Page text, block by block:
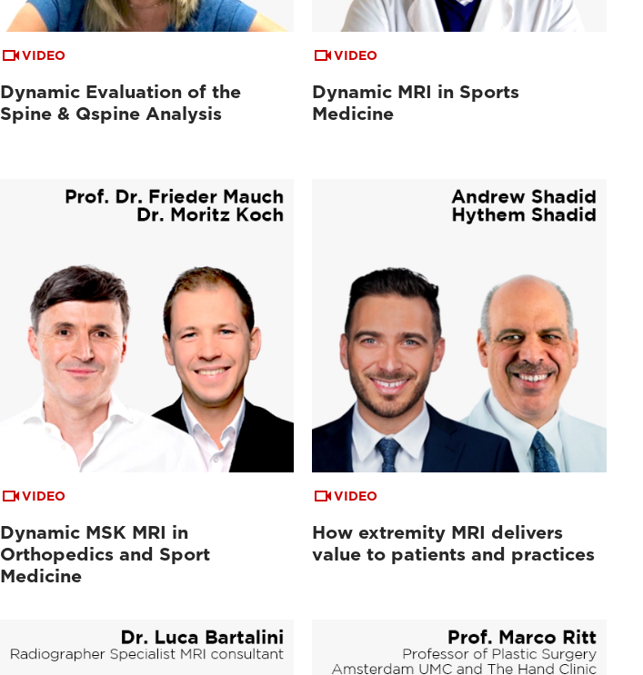
VIDEO
Dynamic Evaluation of the
Spine & Qspine Analysis
VIDEO
Dynamic MRI in Sports
Medicine
VIDEO
Dynamic MSK MRI in
Orthopedics and Sport
Medicine
VIDEO
How extremity MRI delivers
value to patients and practices